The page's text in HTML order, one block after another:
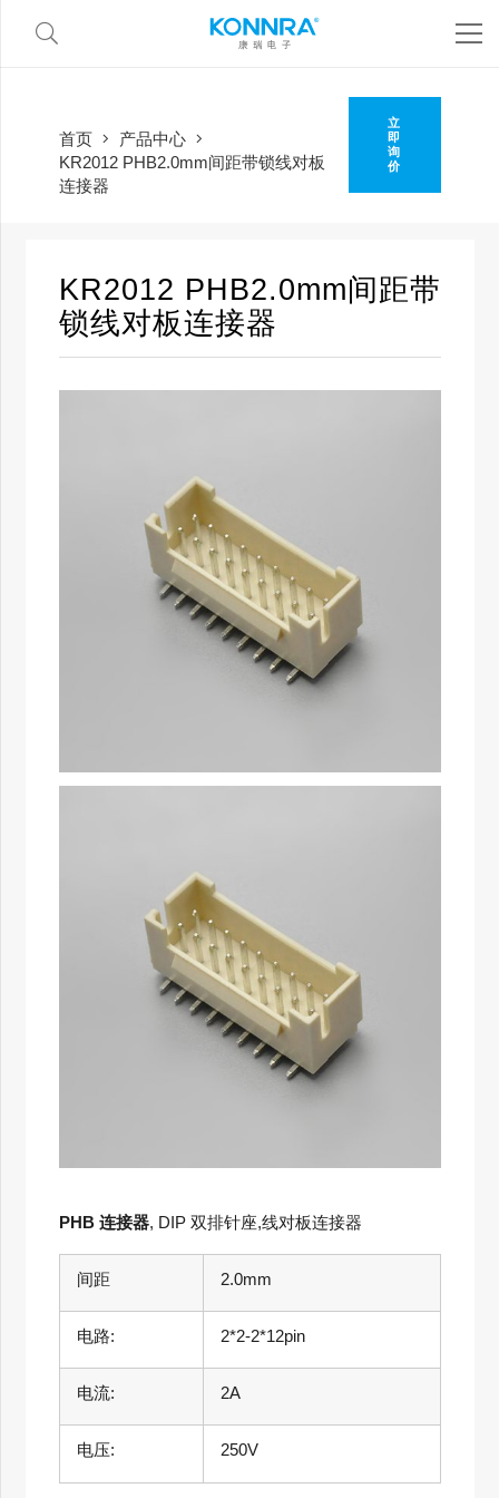
首页
产品中心
KR2012 PHB2.0mm间距带锁线对板
连接器
立
即
询
价
KR2012 PHB2.0mm间距带
锁线对板连接器
PHB 连接器, DIP 双排针座,线对板连接器
间距 2.0mm
电路: 2*2-2*12pin
电流: 2A
电压: 250V